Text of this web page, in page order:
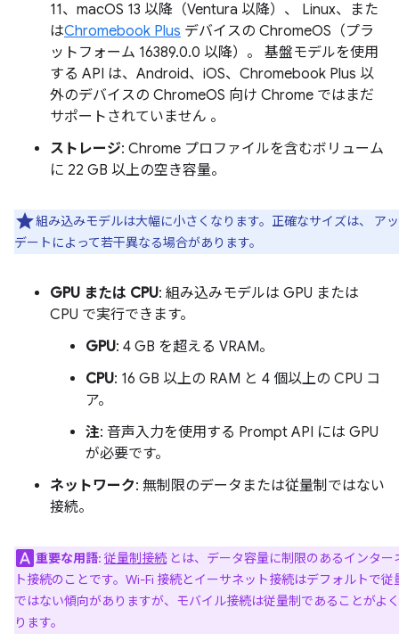
11、macOS 13 以降（Ventura 以降）、 Linux、また
はChromebook Plus デバイスの ChromeOS（プラ
ットフォーム 16389.0.0 以降）。 基盤モデルを使用
する API は、Android、iOS、Chromebook Plus 以
外のデバイスの ChromeOS 向け Chrome ではまだ
サポートされていません 。
ストレージ: Chrome プロファイルを含むボリューム
に 22 GB 以上の空き容量。
組み込みモデルは大幅に小さくなります。正確なサイズは、 ア
デートによって若干異なる場合があります。
GPU または CPU: 組み込みモデルは GPU または
CPU で実行できます。
GPU: 4 GB を超える VRAM。
CPU: 16 GB 以上の RAM と 4 個以上の CPU コ
ア。
注: 音声入力を使用する Prompt API には GPU
が必要です。
ネットワーク: 無制限のデータまたは従量制ではない
接続。
重要な用語: 従量制接続とは、データ容量に制限のあるインター
ト接続のことです。Wi-Fi 接続とイーサネット接続はデフォルトで従
ではない傾向がありますが、モバイル接続は従量制であることがよ
ります。